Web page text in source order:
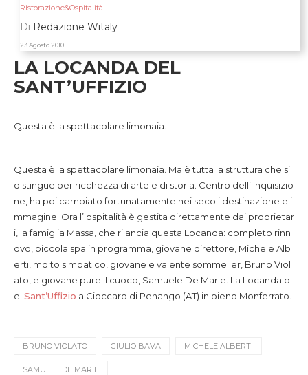
Ristorazione&Ospitalità
Di Redazione Witaly
23 Agosto 2010
LA LOCANDA DEL
SANT’UFFIZIO
Questa è la spettacolare limonaia.
Questa è la spettacolare limonaia. Ma è tutta la struttura che si
distingue per ricchezza di arte e di storia. Centro dell’ inquisizio
ne, ha poi cambiato fortunatamente nei secoli destinazione e i
mmagine. Ora l’ ospitalità è gestita direttamente dai proprietar
i, la famiglia Massa, che rilancia questa Locanda: completo rinn
ovo, piccola spa in programma, giovane direttore, Michele Alb
erti, molto simpatico, giovane e valente sommelier, Bruno Viol
ato, e giovane pure il cuoco, Samuele De Marie. La Locanda d
el Sant’Uffizio a Cioccaro di Penango (AT) in pieno Monferrato.
BRUNO VIOLATO GIULIO BAVA MICHELE ALBERTI
SAMUELE DE MARIE